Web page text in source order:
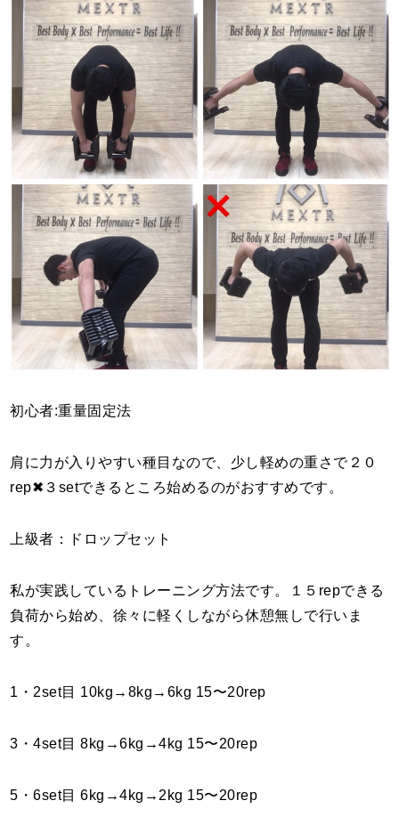
初心者:重量固定法
肩に力が入りやすい種目なので、少し軽めの重さで２０
rep✖︎３setできるところ始めるのがおすすめです。
上級者：ドロップセット
私が実践しているトレーニング方法です。１５repできる
負荷から始め、徐々に軽くしながら休憩無しで行いま
す。
1・2set目 10kg→8kg→6kg 15〜20rep
3・4set目 8kg→6kg→4kg 15〜20rep
5・6set目 6kg→4kg→2kg 15〜20rep